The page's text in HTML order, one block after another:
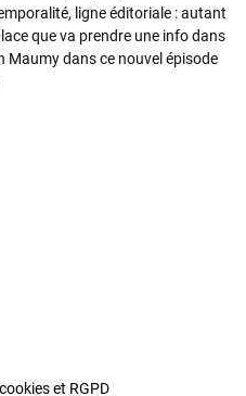
ligne éditoriale : autant
que va prendre une info dans
Maumy dans ce nouvel épisode
et RGPD